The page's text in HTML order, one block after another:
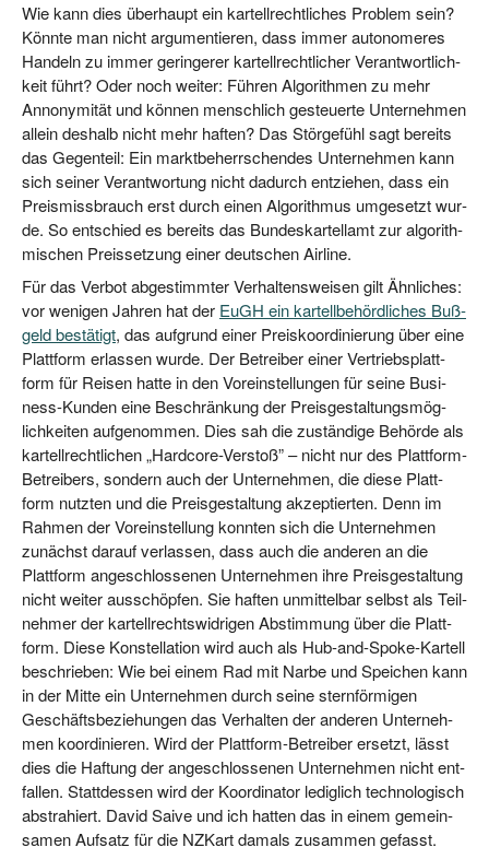
Wie kann dies über­haupt ein kar­tell­recht­li­ches Pro­blem sein?
Könn­te man nicht argu­men­tie­ren, dass immer auto­no­me­res
Han­deln zu immer gerin­ge­rer kar­tell­recht­li­cher Ver­ant­wort­lich­
keit führt? Oder noch wei­ter: Füh­ren Algo­rith­men zu mehr
Ann­ony­mi­tät und kön­nen mensch­lich gesteu­er­te Unter­neh­men
allein des­halb nicht mehr haf­ten? Das Stör­ge­fühl sagt bereits
das Gegen­teil: Ein markt­be­herr­schen­des Unter­neh­men kann
sich sei­ner Ver­ant­wor­tung nicht dadurch ent­zie­hen, dass ein
Preis­miss­brauch erst durch einen Algo­rith­mus umge­setzt wur­
de. So ent­schied es bereits das Bun­des­kar­tell­amt zur algo­rith­
mi­schen Preis­set­zung einer deut­schen Airline.
Für das Ver­bot abge­stimm­ter Ver­hal­tens­wei­sen gilt Ähn­li­ches:
vor weni­gen Jah­ren hat der EuGH ein kar­tell­be­hörd­li­ches Buß­
geld bestä­tigt, das auf­grund einer Preis­ko­or­di­nie­rung über eine
Platt­form erlas­sen wur­de. Der Betrei­ber einer Ver­triebs­platt­
form für Rei­sen hat­te in den Vor­ein­stel­lun­gen für sei­ne Busi­
ness-Kun­den eine Beschrän­kung der Preis­ge­stal­tungs­mög­
lich­kei­ten auf­ge­nom­men. Dies sah die zustän­di­ge Behör­de als
kar­tell­recht­li­chen „Hard­core-Ver­stoß” – nicht nur des Platt­form-
Betrei­bers, son­dern auch der Unter­neh­men, die die­se Platt­
form nutz­ten und die Preis­ge­stal­tung akzep­tier­ten. Denn im
Rah­men der Vor­ein­stel­lung konn­ten sich die Unter­neh­men
zunächst dar­auf ver­las­sen, dass auch die ande­ren an die
Platt­form ange­schlos­se­nen Unter­neh­men ihre Preis­ge­stal­tung
nicht wei­ter aus­schöp­fen. Sie haf­ten unmit­tel­bar selbst als Teil­
neh­mer der kar­tell­rechts­wid­ri­gen Abstim­mung über die Platt­
form. Die­se Kon­stel­la­ti­on wird auch als Hub-and-Spo­ke-Kar­tell
beschrie­ben: Wie bei einem Rad mit Nar­be und Spei­chen kann
in der Mit­te ein Unter­neh­men durch sei­ne stern­för­mi­gen
Geschäfts­be­zie­hun­gen das Ver­hal­ten der ande­ren Unter­neh­
men koor­di­nie­ren. Wird der Platt­form-Betrei­ber ersetzt, lässt
dies die Haf­tung der ange­schlos­se­nen Unter­neh­men nicht ent­
fal­len. Statt­des­sen wird der Koor­di­na­tor ledig­lich tech­no­lo­gisch
abs­tra­hiert. David Sai­ve und ich hat­ten das in einem gemein­
sa­men Auf­satz für die NZKart damals zusam­men gefasst.